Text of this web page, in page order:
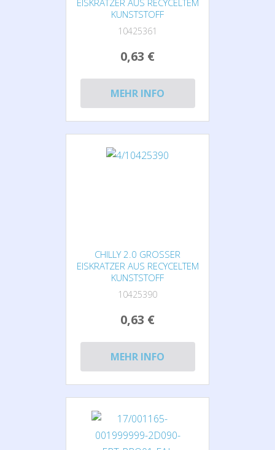
ISKRATZER AUS RECYCELTEM K
UNSTSTOFF
10425361
0,63 €
MEHR INFO
CHILLY 2.0 GROSSER E
ISKRATZER AUS RECYCELTEM K
UNSTSTOFF
10425390
0,63 €
MEHR INFO